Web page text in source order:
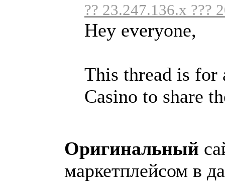
?? 23.247.136.x ???
Hey everyone,
This thread is for
Casino to share
Оригинальный
маркетплейсом в